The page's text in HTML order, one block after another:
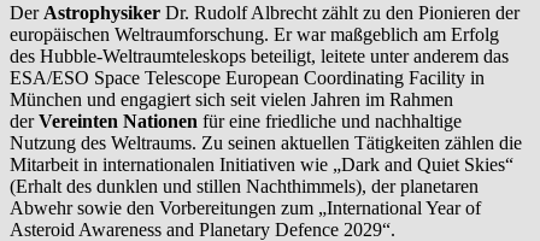
Der Astrophysiker Dr. Rudolf Albrecht zählt zu den Pionieren der
europäischen Weltraumforschung. Er war maßgeblich am Erfolg
des Hubble-Weltraumteleskops beteiligt, leitete unter anderem das
ESA/ESO Space Telescope European Coordinating Facility in
München und engagiert sich seit vielen Jahren im Rahmen
derVereinten Nationen für eine friedliche und nachhaltige
Nutzung des Weltraums. Zu seinen aktuellen Tätigkeiten zählen die
Mitarbeit in internationalen Initiativen wie „Dark and Quiet Skies“
(Erhalt des dunklen und stillen Nachthimmels), der planetaren
Abwehr sowie den Vorbereitungen zum „International Year of
Asteroid Awareness and Planetary Defence 2029“.